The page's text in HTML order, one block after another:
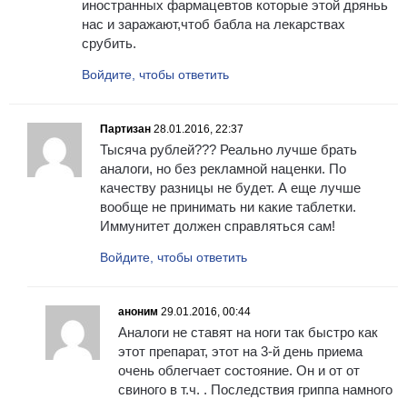
иностранных фармацевтов которые этой дряньь
нас и заражают,чтоб бабла на лекарствах
срубить.
Войдите, чтобы ответить
Партизан 28.01.2016, 22:37
Тысяча рублей??? Реально лучше брать
аналоги, но без рекламной наценки. По
качеству разницы не будет. А еще лучше
вообще не принимать ни какие таблетки.
Иммунитет должен справляться сам!
Войдите, чтобы ответить
аноним 29.01.2016, 00:44
Аналоги не ставят на ноги так быстро как
этот препарат, этот на 3-й день приема
очень облегчает состояние. Он и от от
свиного в т.ч. . Последствия гриппа намного